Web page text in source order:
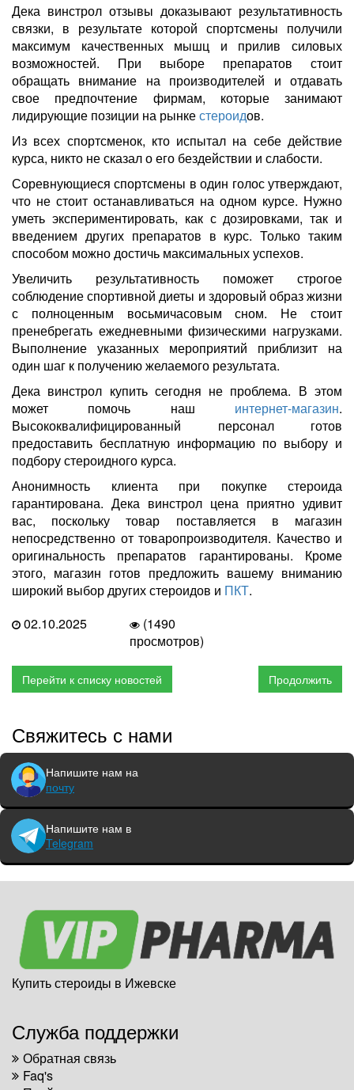
Дека винстрол отзывы доказывают результативность
связки, в результате которой спортсмены получили
максимум качественных мышц и прилив силовых
возможностей. При выборе препаратов стоит
обращать внимание на производителей и отдавать
свое предпочтение фирмам, которые занимают
лидирующие позиции на рынкестероидов.
Из всех спортсменок, кто испытал на себе действие
курса, никто не сказал о его бездействии и слабости.
Соревнующиеся спортсмены в один голос утверждают,
что не стоит останавливаться на одном курсе. Нужно
уметь экспериментировать, как с дозировками, так и
введением других препаратов в курс. Только таким
способом можно достичь максимальных успехов.
Увеличить результативность поможет строгое
соблюдение спортивной диеты и здоровый образ жизни
с полноценным восьмичасовым сном. Не стоит
пренебрегать ежедневными физическими нагрузками.
Выполнение указанных мероприятий приблизит на
один шаг к получению желаемого результата.
Дека винстрол купить сегодня не проблема. В этом
может помочь наш интернет-магазин.
Высококвалифицированный персонал готов
предоставить бесплатную информацию по выбору и
подбору стероидного курса.
Анонимность клиента при покупке стероида
гарантирована. Дека винстрол цена приятно удивит
вас, поскольку товар поставляется в магазин
непосредственно от товаропроизводителя. Качество и
оригинальность препаратов гарантированы. Кроме
этого, магазин готов предложить вашему вниманию
широкий выбор других стероидов и ПКТ.
02.10.2025
(1490
просмотров)
Перейти к списку новостей Продолжить
Свяжитесь с нами
Напишите нам на
почту
Напишите нам в
Telegram
Купить стероиды в Ижевске
Служба поддержки
Обратная связь
Faq's